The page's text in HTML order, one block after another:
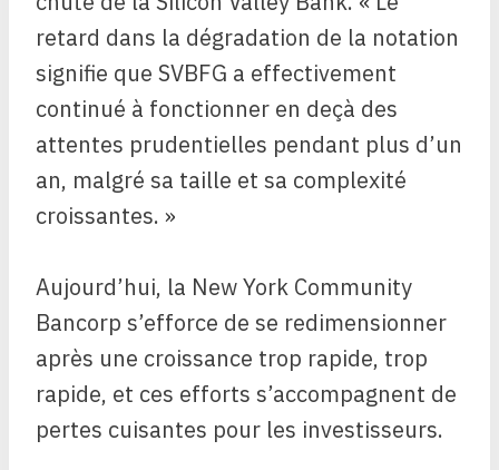
retard dans la dégradation de la notation
signifie que SVBFG a effectivement
continué à fonctionner en deçà des
attentes prudentielles pendant plus d’un
an, malgré sa taille et sa complexité
croissantes. »
Aujourd’hui, la New York Community
Bancorp s’efforce de se redimensionner
après une croissance trop rapide, trop
rapide, et ces efforts s’accompagnent de
pertes cuisantes pour les investisseurs.